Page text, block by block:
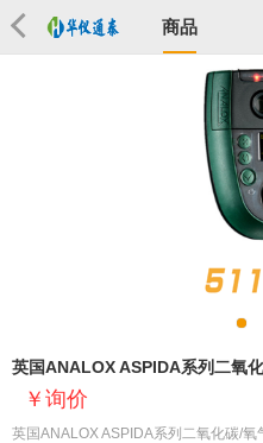
商品
英国ANALOX ASPIDA系列二氧
询价
英国ANALOX ASPIDA系列二氧化碳/